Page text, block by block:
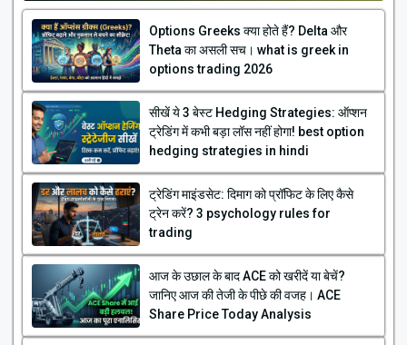
Options Greeks क्या होते हैं? Delta और
Theta का असली सच। what is greek in
options trading 2026
सीखें ये 3 बेस्ट Hedging Strategies: ऑप्शन
ट्रेडिंग में कभी बड़ा लॉस नहीं होगा! best option
hedging strategies in hindi
ट्रेडिंग माइंडसेट: दिमाग को प्रॉफिट के लिए कैसे
ट्रेन करें? 3 psychology rules for
trading
आज के उछाल के बाद ACE को खरीदें या बेचें?
जानिए आज की तेजी के पीछे की वजह। ACE
Share Price Today Analysis